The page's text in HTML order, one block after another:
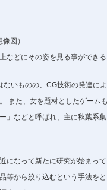
図）
などにその姿を見る事ができ
いものの、CG技術の発達に
また、女を題材としたゲーム
」などと呼ばれ、主に秋葉系
になって新たに研究が始まっ
等から絞り込むという手法を